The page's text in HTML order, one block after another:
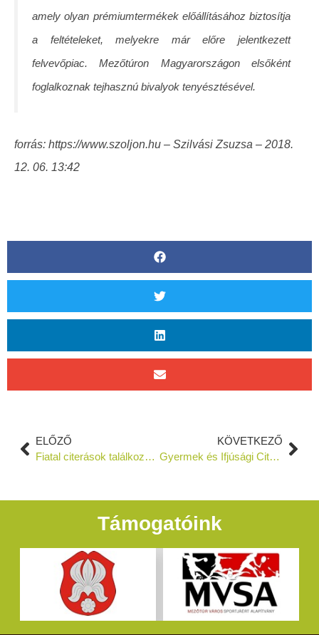
amely olyan prémiumtermékek előállításához biztosítja
a feltételeket, melyekre már előre jelentkezett
felvevőpiac. Mezőtúron Magyarországon elsőként
foglalkoznak tejhasznú bivalyok tenyésztésével.
forrás: https://www.szoljon.hu – Szilvási Zsuzsa – 2018.
12. 06. 13:42
ELŐZŐ
Fiatal citerások találkoznak Mezőtúron
KÖVETKEZŐ
Gyermek és Ifjúsági Citerazenekarok 20. Túri Találkozója
Támogatóink